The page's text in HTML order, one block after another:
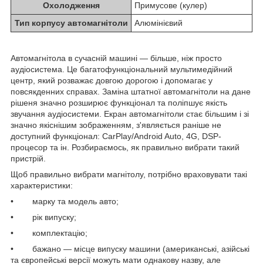
Охолодження
Примусове (кулер)
Тип корпусу автомагнітоли
Алюмінієвий
Автомагнітола в сучасній машині — більше, ніж просто
аудіосистема. Це багатофункціональний мультимедійний
центр, який розважає довгою дорогою і допомагає у
повсякденних справах. Заміна штатної автомагнітоли на дане
рішеня значно розширює функціонал та поліпшує якість
звучання аудіосистеми. Екран автомагнітоли стає більшим і зі
значно якіснішим зображенням, з'являється раніше не
доступний функціонал: CarPlay/Android Auto, 4G, DSP-
процесор та ін. Розбираємось, як правильно вибрати такий
пристрій.
Щоб правильно вибрати магнітолу, потрібно враховувати такі
характеристики:
• марку та модель авто;
• рік випуску;
• комплектацію;
• бажано — місце випуску машини (американські, азійські
та європейські версії можуть мати однакову назву, але